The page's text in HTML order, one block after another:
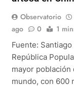
Observatorio
ago
0 1
Fuente: Santiago
República
mayor
mundo, con 600